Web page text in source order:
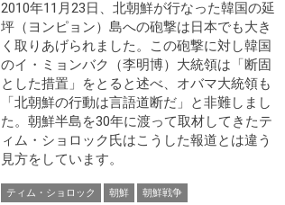
2010年11月23日、北朝鮮が行なった韓国の延
坪（ヨンピョン）島への砲撃は日本でも大き
く取りあげられました。この砲撃に対し韓国
のイ・ミョンバク（李明博）大統領は「断固
とした措置」をとると述べ、オバマ大統領も
「北朝鮮の行動は言語道断だ」と非難しまし
た。朝鮮半島を30年に渡って取材してきたテ
ィム・ショロック氏はこうした報道とは違う
見方をしています。
ティム・ショロック 朝鮮 朝鮮戦争